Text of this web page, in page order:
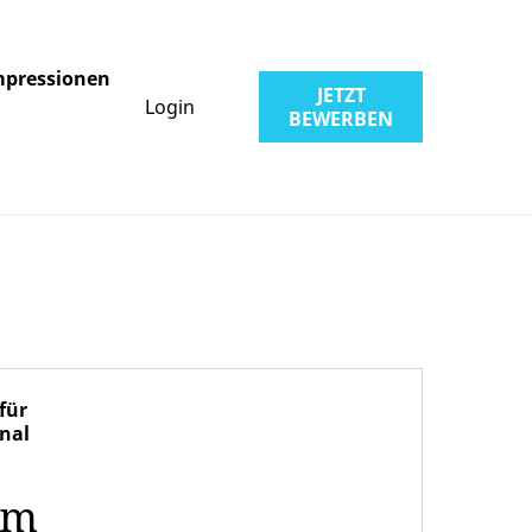
Login
JETZT
BEWERBEN